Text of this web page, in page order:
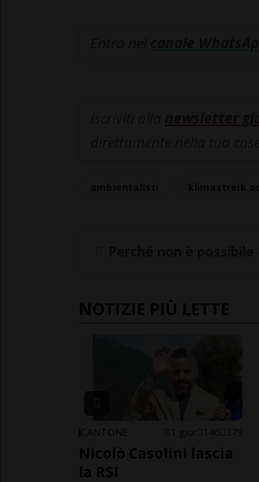
NOTIZIE PIÙ LETTE
CANTONE 1 gior 146 379
Nicolò Casolini lascia
la RSI